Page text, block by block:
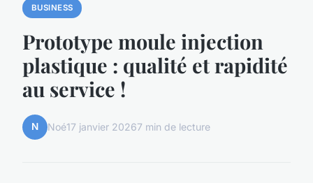
BUSINESS
Prototype moule injection
plastique : qualité et rapidité
au service !
N Noé17 janvier 20267 min de lecture